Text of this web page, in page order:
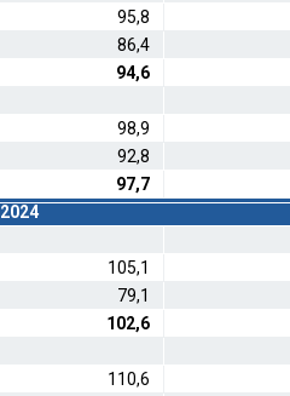
95,8
86,4
94,6
98,9
92,8
97,7
2024
105,1
79,1
102,6
110,6